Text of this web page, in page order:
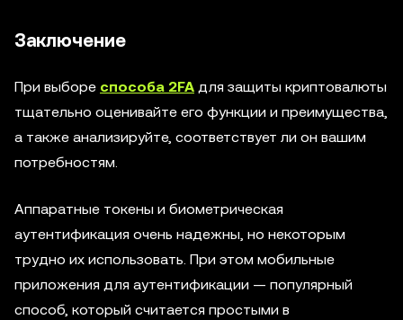
Заключение
При выборе способа 2FA для защиты криптовалюты
тщательно оценивайте его функции и преимущества,
а также анализируйте, соответствует ли он вашим
потребностям.
Аппаратные токены и биометрическая
аутентификация очень надежны, но некоторым
трудно их использовать. При этом мобильные
приложения для аутентификации — популярный
способ, который считается простыми в